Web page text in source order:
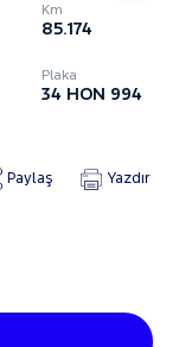
Km
85.174
Plaka
34 HON 994
Paylaş Yazdır